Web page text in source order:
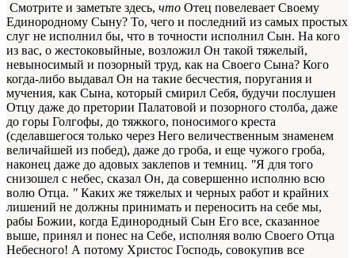
Смотрите и заметьте здесь, что Отец повелевает Своему
Единородному Сыну? То, чего и последний из самых простых
слуг не исполнил бы, что в точности исполнил Сын. На кого
из вас, о жестоковыйные, возложил Он такой тяжелый,
невыносимый и позорный труд, как на Своего Сына? Кого
когда-либо выдавал Он на такие бесчестия, поругания и
мучения, как Сына, который смирил Себя, будучи послушен
Отцу даже до претории Палатовой и позорного столба, даже
до горы Голгофы, до тяжкого, поносимого креста
(сделавшегося только через Него величественным знаменем
величайшей из побед), даже до гроба, и еще чужого гроба,
наконец даже до адовых заклепов и темниц. "Я для того
снизошел с небес, сказал Он, да совершенно исполню всю
волю Отца. " Каких же тяжелых и черных работ и крайних
лишений не должны принимать и переносить на себе мы,
рабы Божии, когда Единородный Сын Его все, сказанное
выше, принял и понес на Себе, исполняя волю Своего Отца
Небесного! А потому Христос Господь, совокупив все